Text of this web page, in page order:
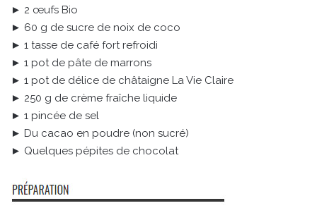
► 2 œufs Bio
► 60 g de sucre de noix de coco
► 1 tasse de café fort refroidi
► 1 pot de pâte de marrons
► 1 pot de délice de châtaigne La Vie Claire
► 250 g de crème fraîche liquide
► 1 pincée de sel
► Du cacao en poudre (non sucré)
► Quelques pépites de chocolat